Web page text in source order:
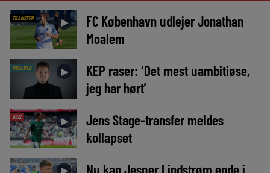
TRANSFER ►
FC København udlejer Jonathan
Moalem
NYHEDER ►
KEP raser: ‘Det mest uambitiøse,
jeg har hørt’
AVIS ►
Jens Stage-transfer meldes
kollapset
Nu kan Jesper Lindstrøm ende i